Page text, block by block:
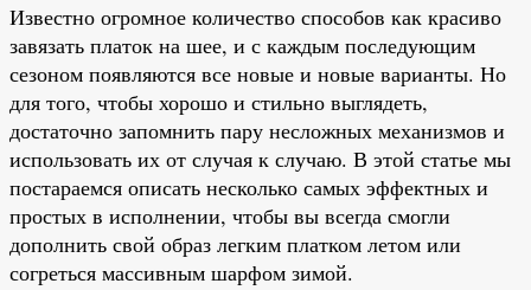
Известно огромное количество способов как красиво
завязать платок на шее, и с каждым последующим
сезоном появляются все новые и новые варианты. Но
для того, чтобы хорошо и стильно выглядеть,
достаточно запомнить пару несложных механизмов и
использовать их от случая к случаю. В этой статье мы
постараемся описать несколько самых эффектных и
простых в исполнении, чтобы вы всегда смогли
дополнить свой образ легким платком летом или
согреться массивным шарфом зимой.